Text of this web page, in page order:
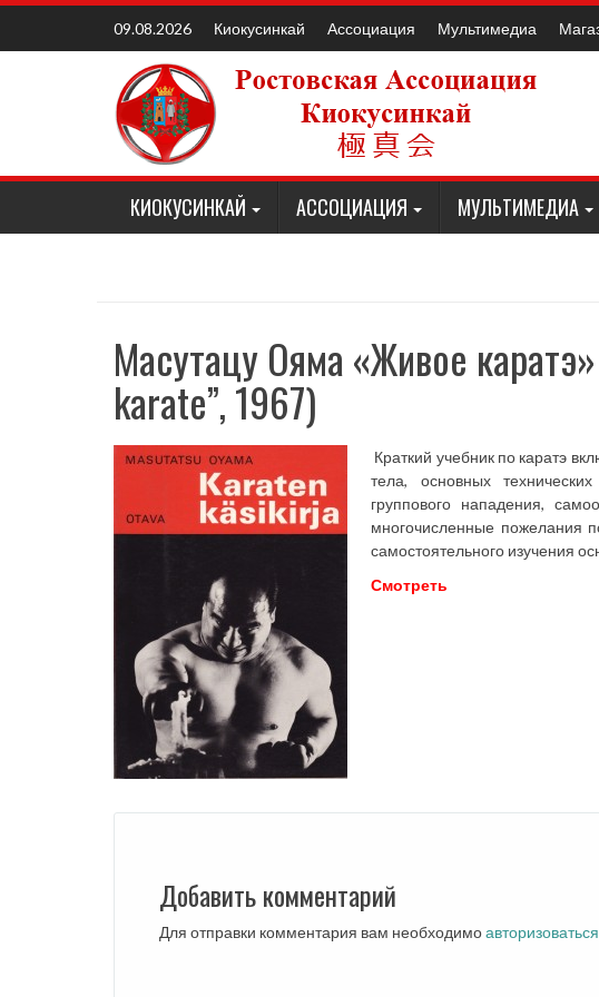
Наверх
09.08.2026 Киокусинкай Ассоциация Мультимедиа
КИОКУСИНКАЙ АССОЦИАЦИЯ МУЛЬТИМЕДИА
Масутацу Ояма «Живое
karate”, 1967)
Краткий учебник по каратэ
тела, основных
группового нападения,
многочисленные пожелания
самостоятельного изучения
Смотреть
Добавить комментарий
Для отправки комментария вам необходимоавторизоваться